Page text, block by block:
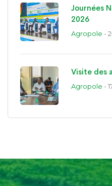
Journées
2026
Agropole -
Visite des
Agropole -